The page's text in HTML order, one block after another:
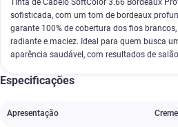
Tinta de Cabelo SoftColor 3.66 Bordeaux
sofisticada, com um tom de bordeaux
garante 100% de cobertura dos fios
radiante e maciez. Ideal para quem busca
aparência saudável, com resultados de
Especificações
Apresentação Creme